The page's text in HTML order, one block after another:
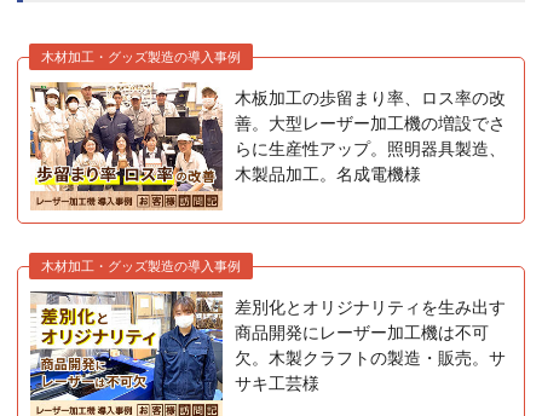
木材加工・グッズ製造の導入事例
木板加工の歩留まり率、ロス率の改
善。大型レーザー加工機の増設でさ
らに生産性アップ。照明器具製造、
木製品加工。名成電機様
木材加工・グッズ製造の導入事例
差別化とオリジナリティを生み出す
商品開発にレーザー加工機は不可
欠。木製クラフトの製造・販売。サ
サキ工芸様